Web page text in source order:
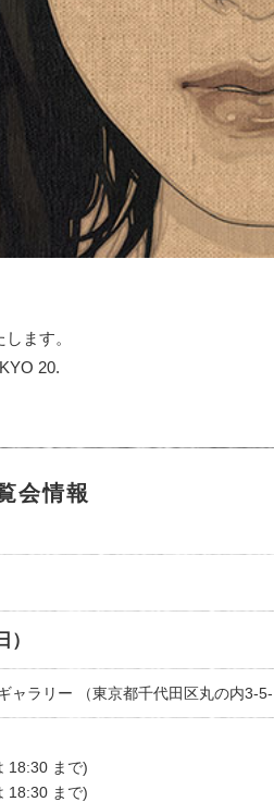
洞
ます。
20.
会情報
ャラリー （東京都千代田区丸の内3-
18:30 まで)
18:30 まで)